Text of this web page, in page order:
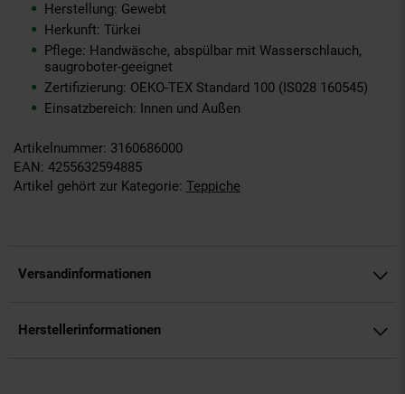
Herstellung: Gewebt
Herkunft: Türkei
Pflege: Handwäsche, abspülbar mit Wasserschlauch,
saugroboter-geeignet
Zertifizierung: OEKO-TEX Standard 100 (IS028 160545)
Einsatzbereich: Innen und Außen
Artikelnummer: 3160686000
EAN: 4255632594885
Artikel gehört zur Kategorie: Teppiche
Versandinformationen
Herstellerinformationen